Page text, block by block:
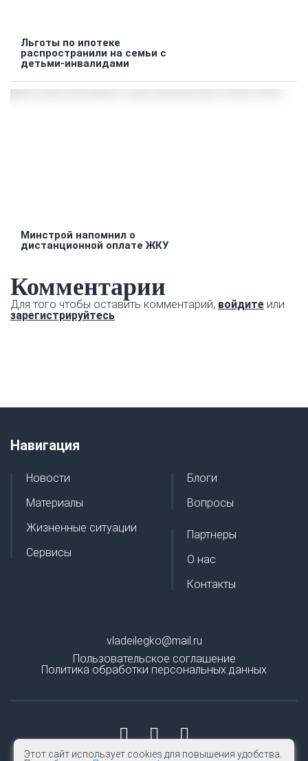
Льготы по ипотеке
распространили на семьи с
детьми-инвалидами
Минстрой напомнил о
дистанционной оплате ЖКУ
Комментарии
Для того чтобы оставить комментарий, войдите или
зарегистрируйтесь
Навигация
Новости
Материалы
Жизненные ситуации
Сервисы
Блоги
Вопросы
Партнеры
О нас
Контакты
vladeilegko@mail.ru
Пользовательское соглашение
Политика обработки персональных данных
Этот сайт использует cookies для повышения удобства.